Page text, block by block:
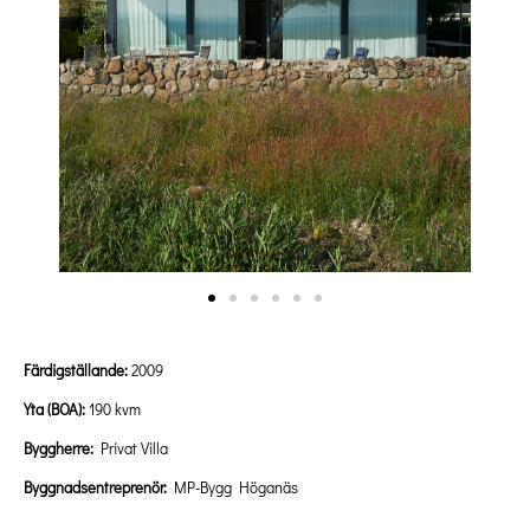
Färdigställande:2009
Yta (BOA):190 kvm
Byggherre: Privat Villa
Byggnadsentreprenör: MP-Bygg Höganäs